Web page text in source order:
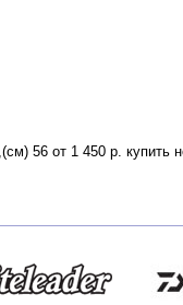
56 от 1 450 р.